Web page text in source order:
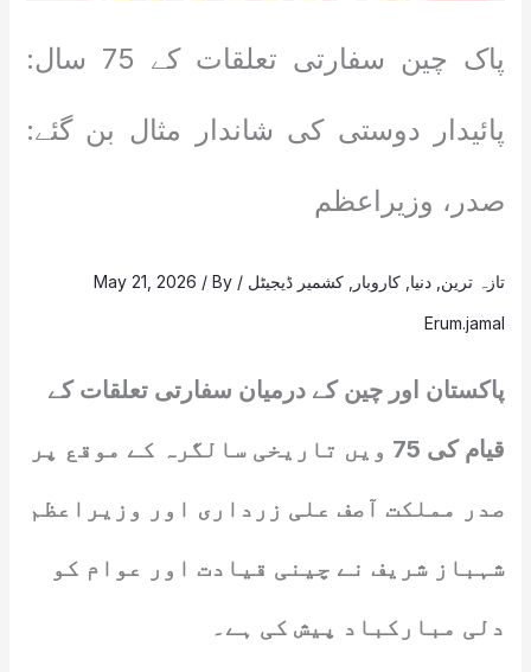
پاک چین سفارتی تعلقات کے 75 سال:
پائیدار دوستی کی شاندار مثال بن گئے:
صدر، وزیراعظم
تازہ ترین دنیا کاروبار کشمیر ڈیجیٹل /
May 21, 2026 / By
Erum.jamal
پاکستان اور چین کے درمیان سفارتی تعلقات کے
قیام کی 75 ویں تاریخی سالگرہ کے موقع پر
صدر مملکت آصف علی زرداری اور وزیراعظم
شہباز شریف نے چینی قیادت اور عوام کو
دلی مبارکباد پیش کی ہے۔